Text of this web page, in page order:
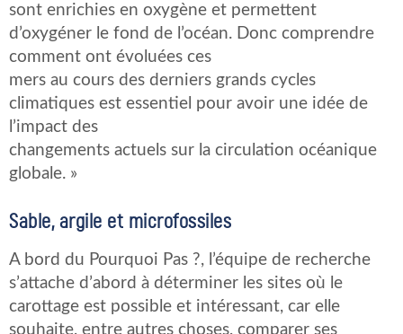
sont enrichies en oxygène et permettent
d’oxygéner le fond de l’océan. Donc comprendre
comment ont évoluées ces
mers au cours des derniers grands cycles
climatiques est essentiel pour avoir une idée de
l’impact des
changements actuels sur la circulation océanique
globale. »
Sable, argile et microfossiles
A bord du Pourquoi Pas ?, l’équipe de recherche
s’attache d’abord à déterminer les sites où le
carottage est possible et intéressant, car elle
souhaite, entre autres choses, comparer ses